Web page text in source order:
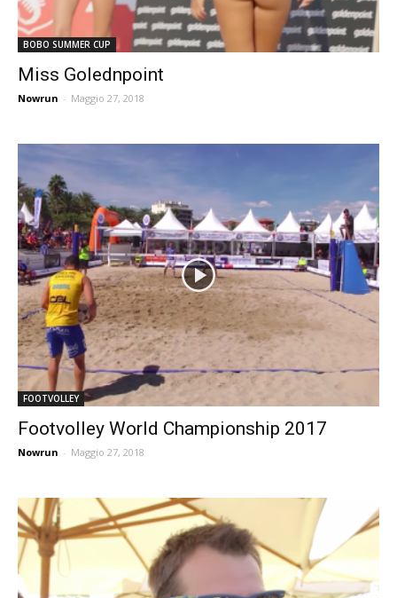
BOBO SUMMER CUP
Miss Golednpoint
Nowrun - Maggio 27, 2018
FOOTVOLLEY
Footvolley World Championship 2017
Nowrun - Maggio 27, 2018